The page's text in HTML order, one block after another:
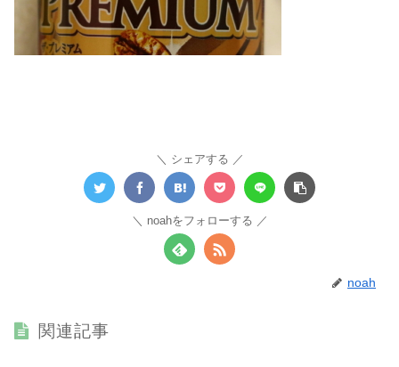
シェアする
noahをフォローする
noah
関連記事